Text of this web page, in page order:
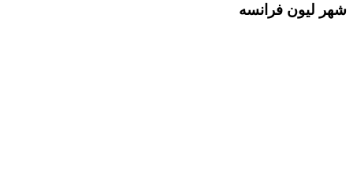
لیون فرانسه